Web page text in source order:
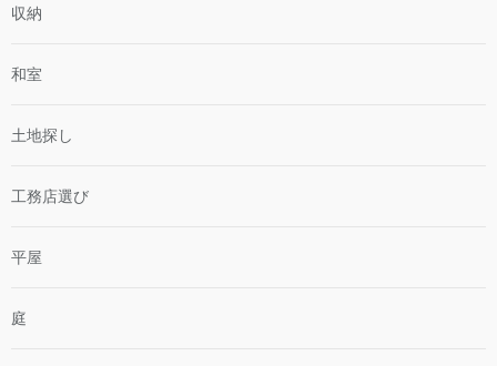
収納
和室
土地探し
工務店選び
平屋
庭